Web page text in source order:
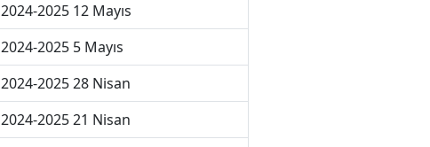
2024-2025 12 Mayıs
2024-2025 5 Mayıs
2024-2025 28 Nisan
2024-2025 21 Nisan